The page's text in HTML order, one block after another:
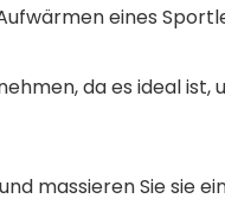
eines
da es ideal ist,
massieren Sie sie